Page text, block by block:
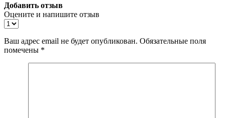
Добавить отзыв
Оцените и напишите отзыв
Ваш адрес email не будет опубликован. Обязательные поля
помечены *